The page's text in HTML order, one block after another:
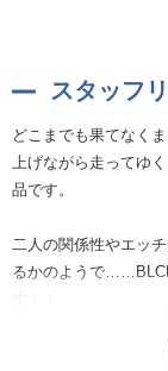
原作コミックス収録
原作：座裏屋蘭丸（
スタッフ
どこまでも果てなく
上げながら走ってゆ
品です。
二人の関係性やエッ
るかのようで
週末の夜に、良いお
頂いた方には共感頂